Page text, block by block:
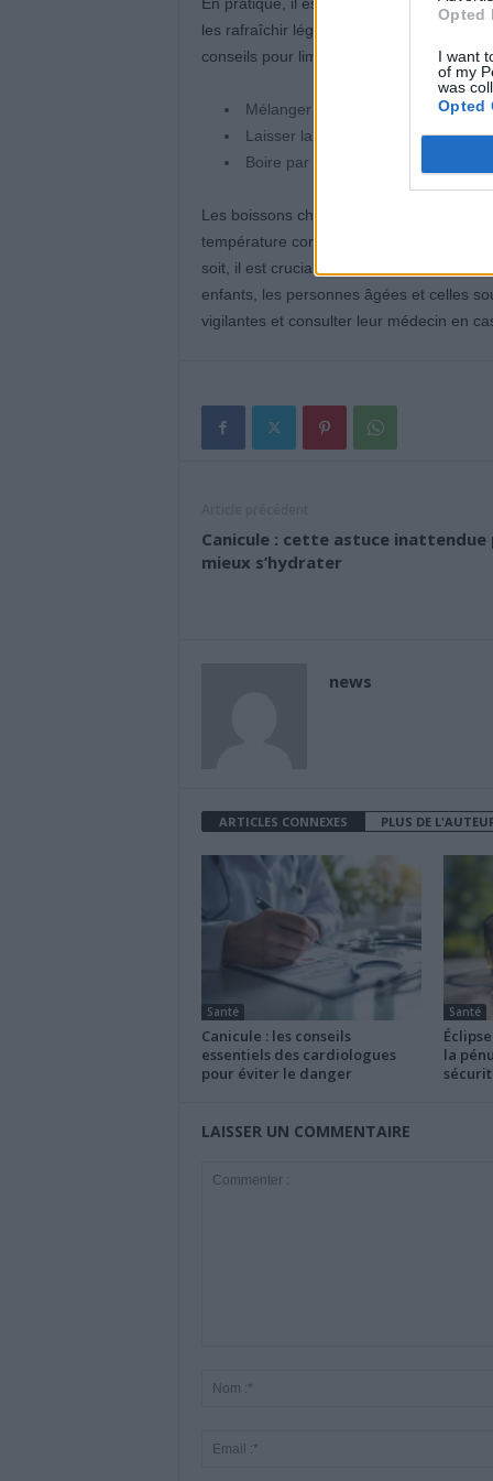
Opted
I want
of my
was
Opted
les rafraîchir légèrement si nécessaire. Si
conseils pour limiter son impact :
Mélanger moitié eau du frigo et
Laisser la bouteille ou le verre
Boire par petites gorgées, surtout
Les boissons chaudes ou tièdes, comme
température corporelle en stimulant la
soit, il est crucial de boire régulièrement
enfants, les personnes âgées et celles
vigilantes et consulter leur médecin en
Canicule : cette astuce inattendue
mieux s’hydrater
news
ARTICLES CONNEXES PLUS DE
Santé
Canicule : les conseils
essentiels des cardiologues
pour éviter le danger
Santé
la
LAISSER UN COMMENTAIRE